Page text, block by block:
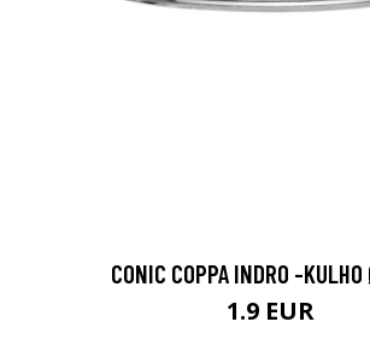
CONIC COPPA INDRO -
1.9 EUR